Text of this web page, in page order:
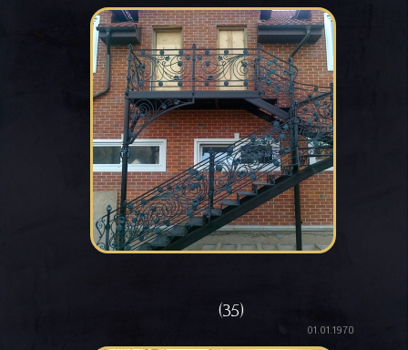
(35)
01.01.1970